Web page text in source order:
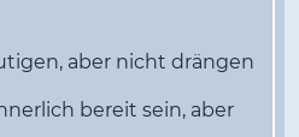
aber nicht drängen
bereit sein, aber